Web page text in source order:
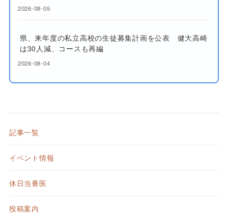
2026-08-05
県、来年度の私立高校の生徒募集計画を公表 健大高崎
は30人減、コースも再編
2026-08-04
記事一覧
イベント情報
休日当番医
投稿案内